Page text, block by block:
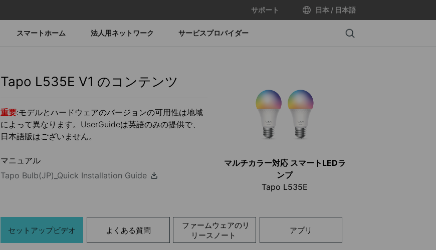
サポート 日本 / 日本語
スマートホーム 法人用ネットワーク サービスプロバイダー Search
Tapo L535E V1 のコンテンツ
重要:モデルとハードウェアのバージョンの可用性は地域
によって異なります。UserGuideは英語のみの提供で、
日本語版はございません。
マニュアル
Tapo Bulb(JP)_Quick Installation Guide
マルチカラー対応 スマートLEDラ
ンプ
Tapo L535E
セットアップビデオ よくある質問
ファームウェアのリ
リースノート
アプリ